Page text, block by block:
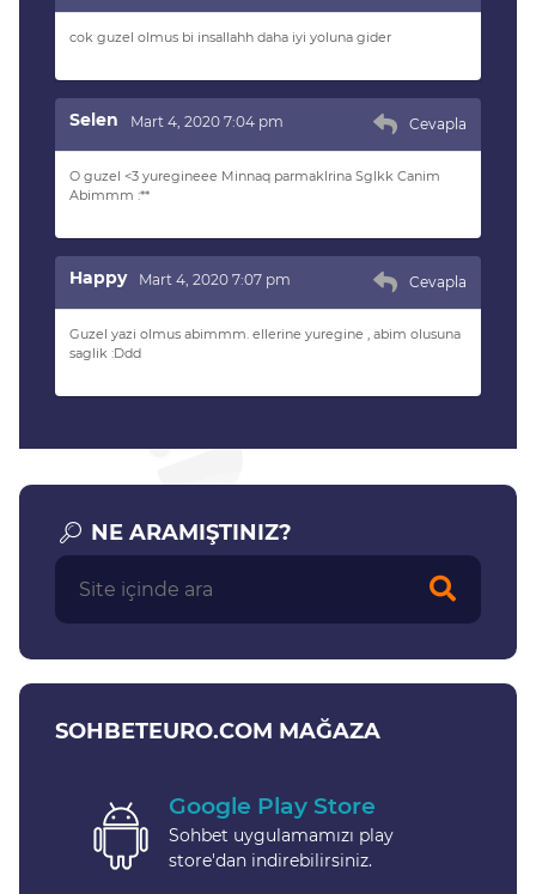
cok guzel olmus bi insallahh daha iyi yoluna gider
Selen Mart 4, 2020 7:04 pm Cevapla
O guzel <3 yuregineee Minnaq parmaklrina Sglkk Canim
Abimmm :**
Happy Mart 4, 2020 7:07 pm Cevapla
Guzel yazi olmus abimmm. ellerine yuregine , abim olusuna
saglik :Ddd
NE ARAMIŞTINIZ?
SOHBETEURO.COM MAĞAZA
Google Play Store
Sohbet uygulamamızı play
store'dan indirebilirsiniz.